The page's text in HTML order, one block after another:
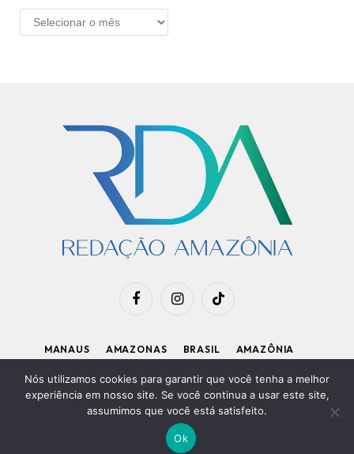
ARQUIVO
FacebookInstagramTikTok
MANAUS AMAZONAS BRASIL
AMAZÔNIA
Diretor Executivo: Kleiton Renzo|Política de Privacidade
Nós utilizamos cookies para garantir que você tenha a melhor
experiência em nosso site. Se você continua a usar este site,
assumimos que você está satisfeito.
Ok